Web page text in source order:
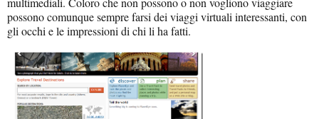
possono comunque sempre farsi dei viaggi virtuali interessanti, con
gli occhi e le impressioni di chi li ha fatti.